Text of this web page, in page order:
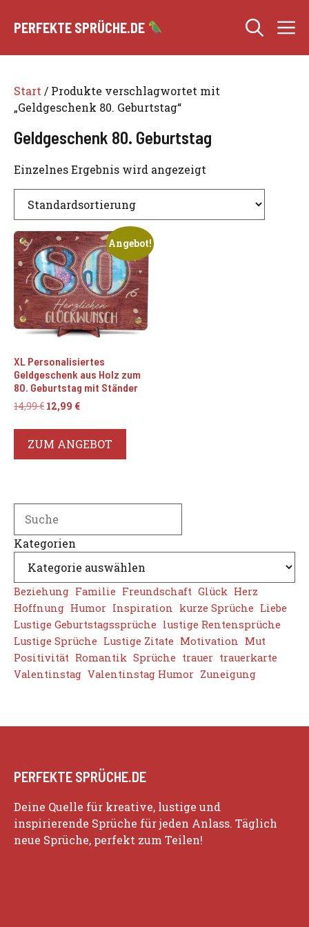
Inhalt
PERFEKTE SPRÜCHE.DE
Start / Produkte verschlagwortet mit
„Geldgeschenk 80. Geburtstag“
Geldgeschenk 80. Geburtstag
Einzelnes Ergebnis wird angezeigt
Angebot!
XL Personalisiertes
Geldgeschenk aus Holz zum
80. Geburtstag mit Ständer
14,99€ Ursprünglicher
14,99 €
12,99 €Aktueller
12,99 €.
ZUM ANGEBOT
Kategorien
Beziehung Familie Freundschaft Glück Herz
Hoffnung Humor Inspiration kurze Sprüche Liebe
Lustige Geburtstagssprüche lustige Rentensprüche
Lustige Sprüche Lustige Zitate Motivation Mut
Positivität Romantik Sprüche trauer trauerkarte
Valentinstag Valentinstag Humor Zuneigung
PERFEKTE SPRÜCHE.DE
Deine Quelle für kreative, lustige und
inspirierende Sprüche für jeden Anlass. Täglich
neue Sprüche, perfekt zum Teilen!